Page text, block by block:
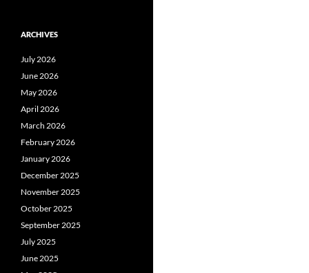
ARCHIVES
July 2026
June 2026
May 2026
April 2026
March 2026
February 2026
January 2026
December 2025
November 2025
October 2025
September 2025
July 2025
June 2025